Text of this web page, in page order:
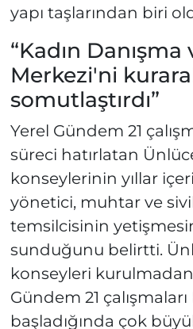
yapı taşlarından biri
“Kadın
Merkezi'ni
somutlaştırdı”
Yerel Gündem 21
süreci hatırlatan
konseylerinin yıllar
yönetici, muhtar ve
temsilcisinin
sunduğunu belirtti.
konseyleri
Gündem 21
başladığında çok